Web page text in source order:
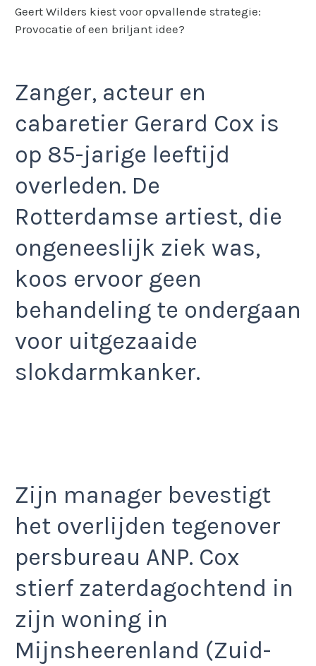
Geert Wilders kiest voor opvallende strategie:
Provocatie of een briljant idee?
Zanger, acteur en
cabaretier Gerard Cox is
op 85-jarige leeftijd
overleden. De
Rotterdamse artiest, die
ongeneeslijk ziek was,
koos ervoor geen
behandeling te ondergaan
voor uitgezaaide
slokdarmkanker.
Zijn manager bevestigt
het overlijden tegenover
persbureau ANP. Cox
stierf zaterdagochtend in
zijn woning in
Mijnsheerenland (Zuid-